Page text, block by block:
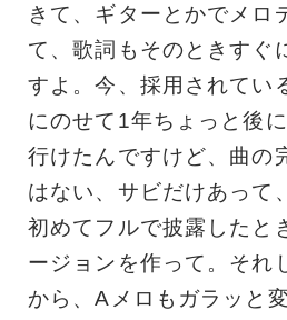
きて、ギターとかでメロ
て、歌詞もそのときすぐ
すよ。今、採用されてい
にのせて1年ちょっと後
行けたんですけど、曲の
はない、サビだけあって
初めてフルで披露したと
ージョンを作って。それ
から、Aメロもガラッと